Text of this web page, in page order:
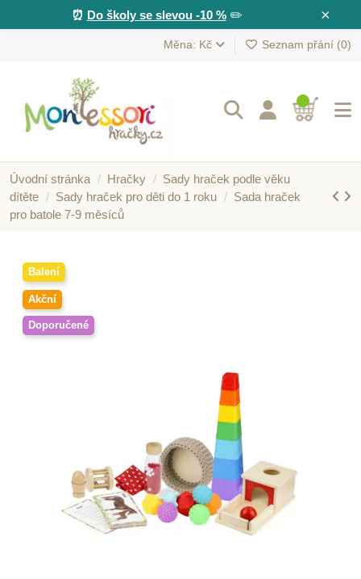
×
⏰ Do školy se slevou -10 %✏️
Měna: Kč Seznam přání (0)
Úvodní stránka Hračky
Sady hraček podle věku
dítěte
Sady hraček pro děti do 1 roku
Sada hraček
pro batole 7-9 měsíců
Balení
Akční
Doporučené